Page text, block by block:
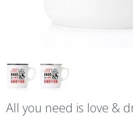
All you need is love &